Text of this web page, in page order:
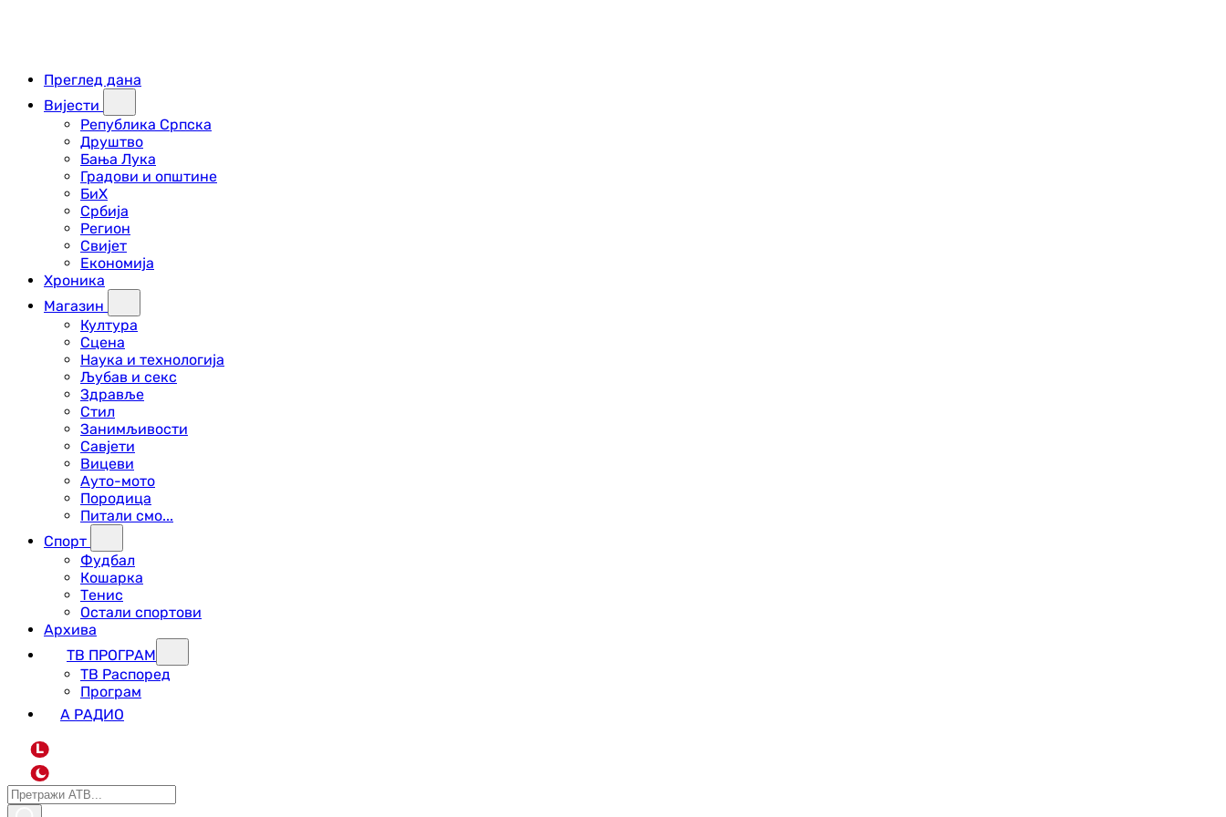
Преглед дана
Вијести
Република Српска
Друштво
Бања Лука
Градови и општине
БиХ
Србија
Регион
Свијет
Економија
Хроника
Магазин
Култура
Сцена
Наука и технологија
Љубав и секс
Здравље
Стил
Занимљивости
Савјети
Вицеви
Ауто-мото
Породица
Питали смо...
Спорт
Фудбал
Кошарка
Тенис
Остали спортови
Архива
ТВ ПРОГРАМ
ТВ Распоред
Програм
А РАДИО
L